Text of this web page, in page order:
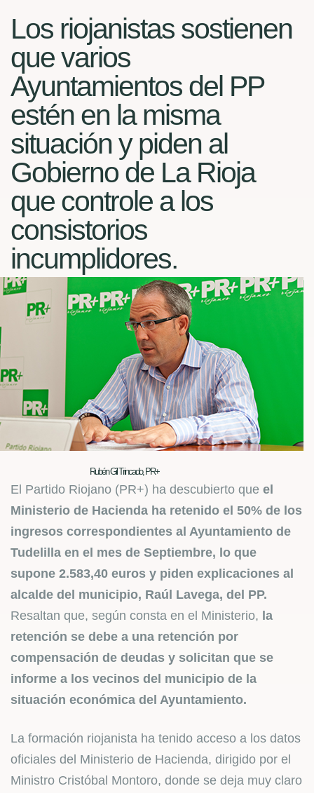
Los riojanistas sostienen
que varios
Ayuntamientos del PP
estén en la misma
situación y piden al
Gobierno de La Rioja
que controle a los
consistorios
incumplidores.
Rubén Gil Trincado, PR+
El Partido Riojano (PR+) ha descubierto que el
Ministerio de Hacienda ha retenido el 50% de los
ingresos correspondientes al Ayuntamiento de
Tudelilla en el mes de Septiembre, lo que
supone 2.583,40 euros y piden explicaciones al
alcalde del municipio, Raúl Lavega, del PP.
Resaltan que, según consta en el Ministerio, la
retención se debe a una retención por
compensación de deudas y solicitan que se
informe a los vecinos del municipio de la
situación económica del Ayuntamiento.
La formación riojanista ha tenido acceso a los datos
oficiales del Ministerio de Hacienda, dirigido por el
Ministro Cristóbal Montoro, donde se deja muy claro